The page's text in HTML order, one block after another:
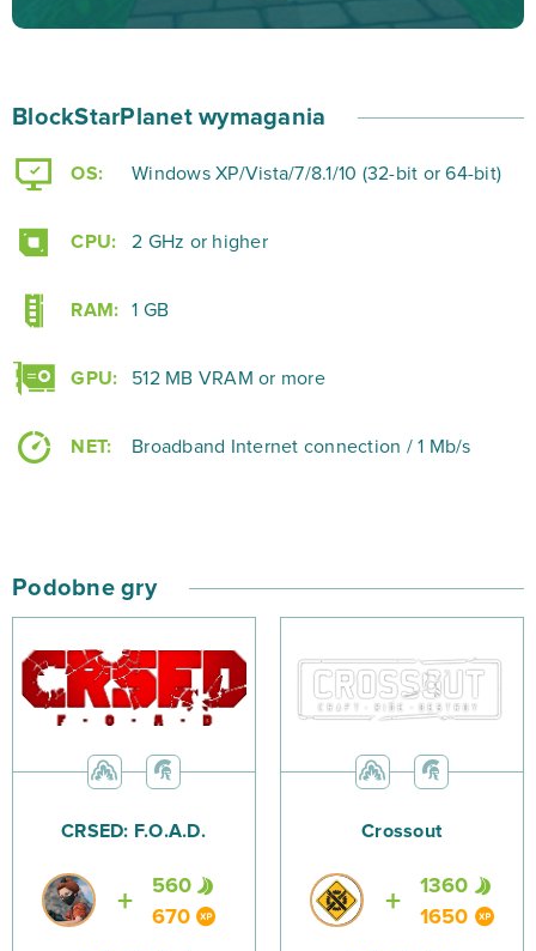
Twórz rozmaite lokacje (np. miasta czy pustynie) i
się z nimi własnymi projektami, jakie uda Ci się
stworzyć z klocków. W trakcie zabawy rozmawiaj ze
znajomymi za pośrednictwem czatu, pomagając sobie
w ulepszaniu lokalizacji. Stwórz swój unikatowy świat
już dziś!
BlockStarPlanet wymagania
OS: Windows XP/Vista/7/8.1/10 (32-bit or 64-bit)
CPU: 2 GHz or higher
RAM: 1 GB
GPU: 512 MB VRAM or more
NET: Broadband Internet connection / 1 Mb/s
Podobne gry
CRSED: F.O.A.D.
560
670
Crossout
1360
1650